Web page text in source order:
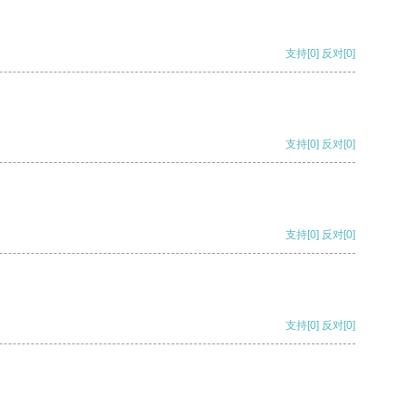
支持[0] 反对[0]
支持[0] 反对[0]
支持[0] 反对[0]
支持[0] 反对[0]